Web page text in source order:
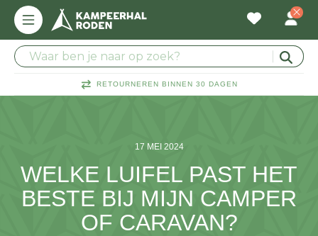
RETOURNEREN BINNEN 30 DAGEN
17 MEI 2024
WELKE LUIFEL PAST HET
BESTE BIJ MIJN CAMPER
OF CARAVAN?